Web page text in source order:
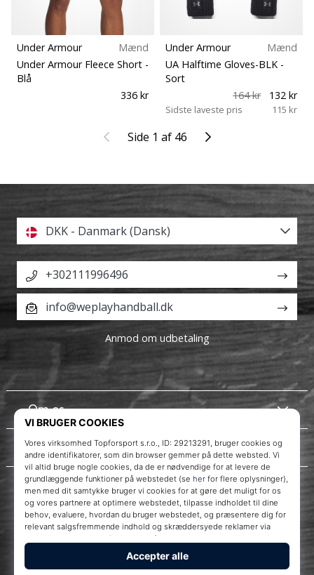
Under Armour
Mænd
Under Armour Fleece Short -
Blå
336 kr
Under Armour
Mænd
UA Halftime Gloves-BLK -
Sort
164 kr
132 kr
Sidste laveste pris 115 kr
TidligereSide 1 af 46 Næste
WePlayHandball.dk
Instagram
Om os
Kundeservice
DKK - Danmark (Dansk)
+302111996496
info@weplayhandball.dk
Anmod om udbetaling